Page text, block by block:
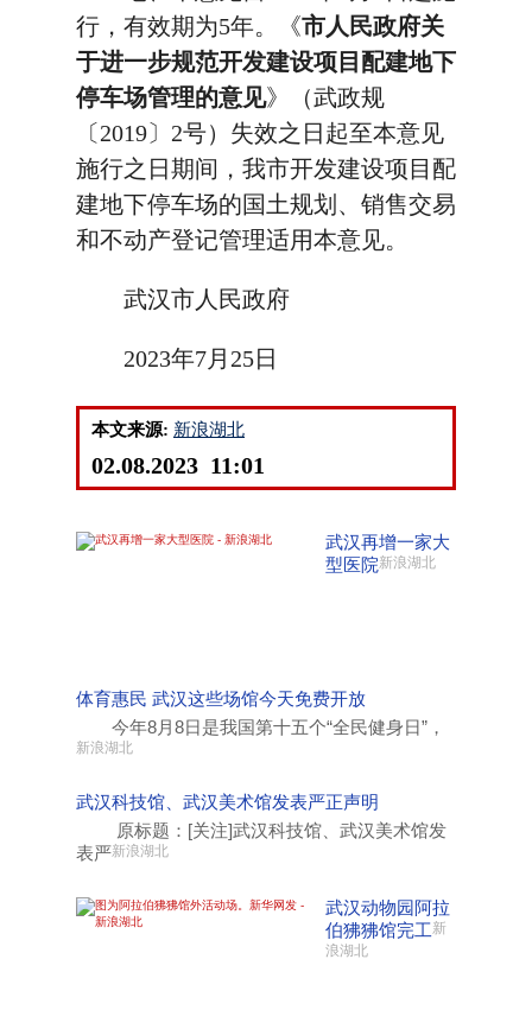
行，有效期为5年。《市人民政府关
于进一步规范开发建设项目配建地下
停车场管理的意见》（武政规
〔2019〕2号）失效之日起至本意见
施行之日期间，我市开发建设项目配
建地下停车场的国土规划、销售交易
和不动产登记管理适用本意见。
武汉市人民政府
2023年7月25日
本文来源: 新浪湖北
02.08.2023 11:01
武汉再增一家大
型医院新浪湖北
体育惠民 武汉这些场馆今天免费开放
今年8月8日是我国第十五个“全民健身日”，
新浪湖北
武汉科技馆、武汉美术馆发表严正声明
原标题：[关注]武汉科技馆、武汉美术馆发
表严新浪湖北
武汉动物园阿拉
伯狒狒馆完工新
浪湖北